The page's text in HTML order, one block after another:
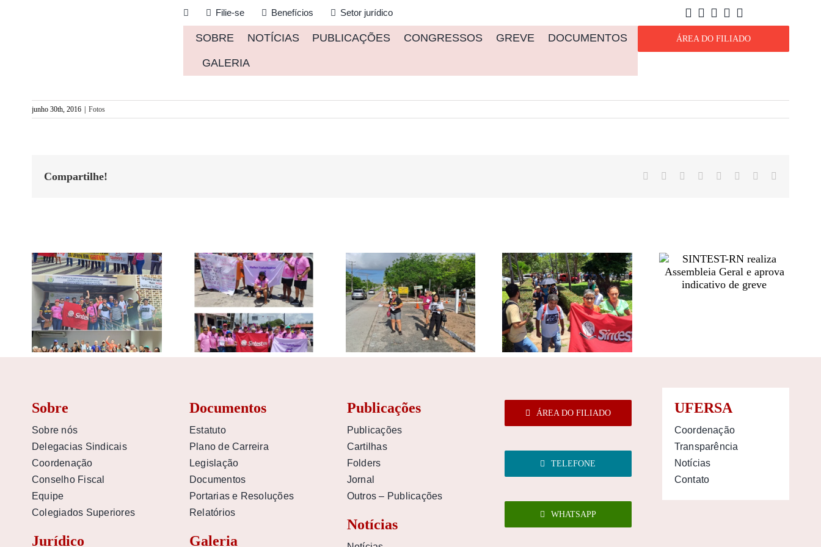
Filie-se Benefícios Setor jurídico
SOBRE NOTÍCIAS PUBLICAÇÕES CONGRESSOS GREVE DOCUMENTOS
GALERIA
ÁREA DO FILIADO
junho 30th, 2016 Fotos
Compartilhe! Facebook Reddit LinkedIn
TumblrPinterest
Sobre
Sobre nós
Delegacias Sindicais
Coordenação
Conselho Fiscal
Equipe
Colegiados Superiores
Jurídico
Documentos
Estatuto
Plano de Carreira
Legislação
Documentos
Portarias e Resoluções
Relatórios
Galeria
Publicações
Publicações
Cartilhas
Folders
Jornal
Outros – Publicações
Notícias
ÁREA DO FILIADO
TELEFONE
WHATSAPP
UFERSA
Coordenação
Transparência
Notícias
Contato